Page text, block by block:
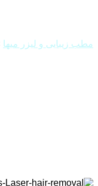
مطب زیبایی و لیزر میها